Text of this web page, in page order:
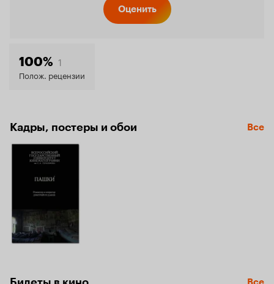
Оценить
100% 1
Полож. рецензии
Кадры, постеры и обои Все